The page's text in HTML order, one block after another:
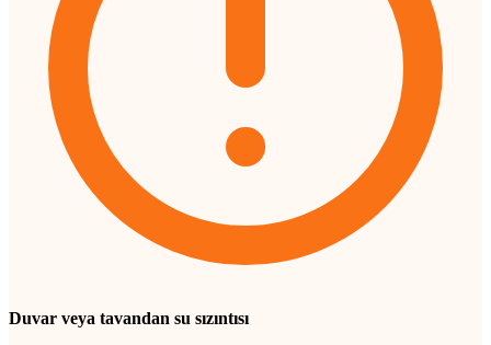
Duvar veya tavandan su sızıntısı